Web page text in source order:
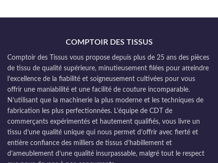
COMPTOIR DES TISSUS
Comptoir des Tissus vous propose depuis plus de 25 ans des pièces
de tissu de qualité supérieure, minutieusement filées pour atteindre
l’excellence de la fiabilité et soigneusement cultivées pour vous
offrir une maniabilité et une facilité de couture incomparable.
N’utilisant que la machinerie la plus moderne et les techniques de
fabrication les plus perfectionnées. L’équipe de CDT de
commerçants expérimentés et hautement qualifiés, vous livre un
tissu d’une qualité unique qui nous permet d’offrir avec fierté et
entière confiance des milliers de tissus d’habillement et
d’ameublement d’une qualité insurpassable, malgré tout le respect